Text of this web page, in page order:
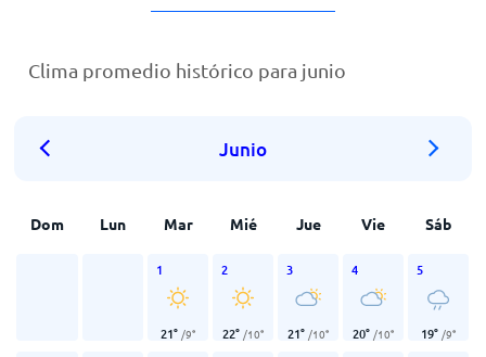
Clima promedio histórico para junio
Junio
Dom Lun Mar Mié Jue Vie Sáb
1
21° /9°
2
22° /10°
3
21° /10°
4
20° /10°
5
19° /9°